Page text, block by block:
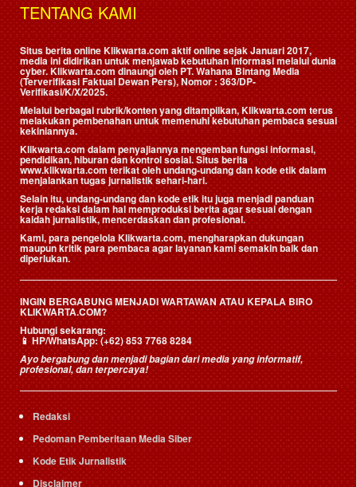
TENTANG KAMI
Situs berita online Klikwarta.com aktif online sejak Januari 2017,
media ini didirikan untuk menjawab kebutuhan informasi melalui dunia
cyber. Klikwarta.com dinaungi oleh PT. Wahana Bintang Media
(Terverifikasi Faktual Dewan Pers), Nomor : 363/DP-
Verifikasi/K/X/2025.
Melalui berbagai rubrik/konten yang ditampilkan, Klikwarta.com terus
melakukan pembenahan untuk memenuhi kebutuhan pembaca sesuai
kekiniannya.
Klikwarta.com dalam penyajiannya mengemban fungsi informasi,
pendidikan, hiburan dan kontrol sosial. Situs berita
www.klikwarta.com terikat oleh undang-undang dan kode etik dalam
menjalankan tugas jurnalistik sehari-hari.
Selain itu, undang-undang dan kode etik itu juga menjadi panduan
kerja redaksi dalam hal memproduksi berita agar sesuai dengan
kaidah jurnalistik, mencerdaskan dan profesional.
Kami, para pengelola Klikwarta.com, mengharapkan dukungan
maupun kritik para pembaca agar layanan kami semakin baik dan
diperlukan.
INGIN BERGABUNG MENJADI WARTAWAN ATAU KEPALA BIRO
KLIKWARTA.COM?
Hubungi sekarang:
📱HP/WhatsApp:(+62) 853 7768 8284
Ayo bergabung dan menjadi bagian dari media yang informatif,
profesional, dan terpercaya!
Redaksi
Pedoman Pemberitaan Media Siber
Kode Etik Jurnalistik
Disclaimer